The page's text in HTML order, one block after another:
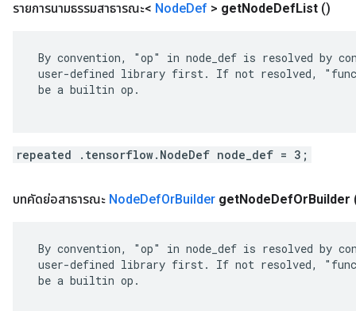
รายการนามธรรมสาธารณะ< NodeDef > getNodeDefList ()
By convention, "op" in node_def is resolved by
user-defined library first. If not resolved,
be a builtin op.
repeated .tensorflow.NodeDef node_def = 3;
บทคัดย่อสาธารณะ NodeDefOrBuilder getNodeDefOrBuilder
By convention, "op" in node_def is resolved by
user-defined library first. If not resolved,
be a builtin op.